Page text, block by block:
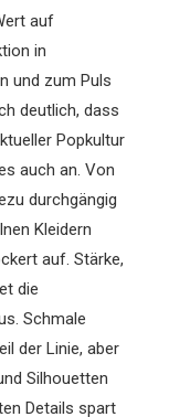
auf
in
und zum Puls
deutlich, dass
Popkultur
auch an. Von
durchgängig
Kleidern
auf. Stärke,
die
Schmale
der Linie, aber
Silhouetten
Details spart